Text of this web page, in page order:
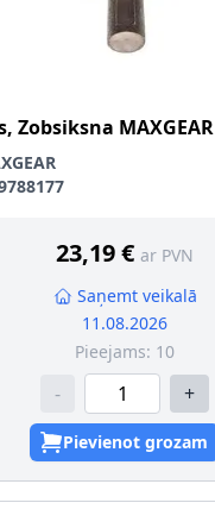
Zobsiksna MAXGEAR
23,19 € ar PVN
Saņemt veikalā
11.08.2026
Pieejams: 10
- +
Pievienot grozam